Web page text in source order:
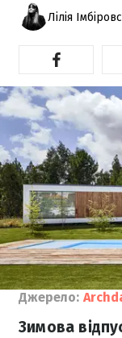
Лілія
Джерело:
Зимова